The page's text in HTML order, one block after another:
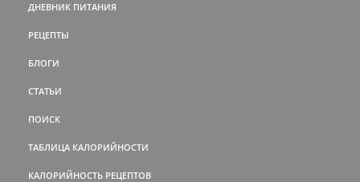
ДНЕВНИК ПИТАНИЯ
РЕЦЕПТЫ
БЛОГИ
СТАТЬИ
ПОИСК
ТАБЛИЦА КАЛОРИЙНОСТИ
КАЛОРИЙНОСТЬ РЕЦЕПТОВ